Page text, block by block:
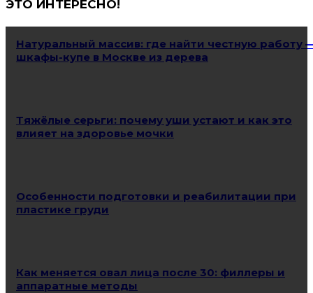
ЭТО ИНТЕРЕСНО!
Натуральный массив: где найти честную работу
шкафы-купе в Москве из дерева
Тяжёлые серьги: почему уши устают и как это
влияет на здоровье мочки
Особенности подготовки и реабилитации при
пластике груди
Как меняется овал лица после 30: филлеры и
аппаратные методы